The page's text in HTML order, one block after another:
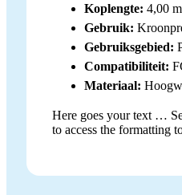
Koplengte: 4,00
Gebruik:
Gebruiksgebied:
Compatibiliteit:
Materiaal:
Here goes your text …
to access the formatting